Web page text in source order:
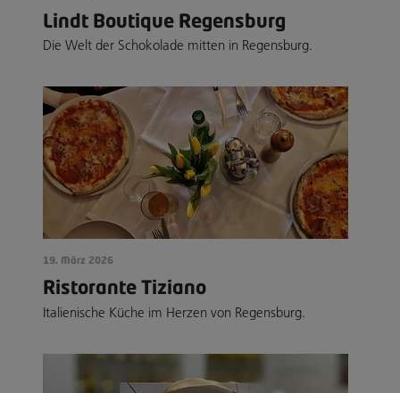
Lindt Boutique Regensburg
Die Welt der Schokolade mitten in Regensburg.
19. März 2026
Ristorante Tiziano
Italienische Küche im Herzen von Regensburg.